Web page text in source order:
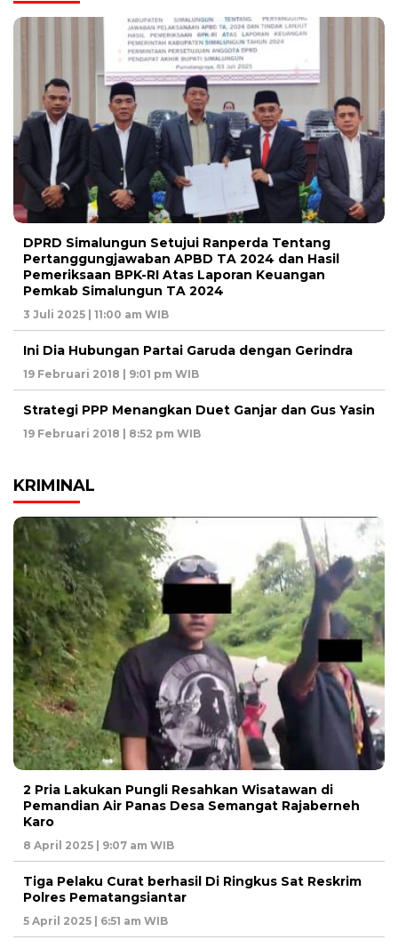
DPRD Simalungun Setujui Ranperda Tentang
Pertanggungjawaban APBD TA 2024 dan Hasil
Pemeriksaan BPK-RI Atas Laporan Keuangan
Pemkab Simalungun TA 2024
3 Juli 2025 | 11:00 am WIB
Ini Dia Hubungan Partai Garuda dengan Gerindra
19 Februari 2018 | 9:01 pm WIB
Strategi PPP Menangkan Duet Ganjar dan Gus Yasin
19 Februari 2018 | 8:52 pm WIB
KRIMINAL
2 Pria Lakukan Pungli Resahkan Wisatawan di
Pemandian Air Panas Desa Semangat Rajaberneh
Karo
8 April 2025 | 9:07 am WIB
Tiga Pelaku Curat berhasil Di Ringkus Sat Reskrim
Polres Pematangsiantar
5 April 2025 | 6:51 am WIB